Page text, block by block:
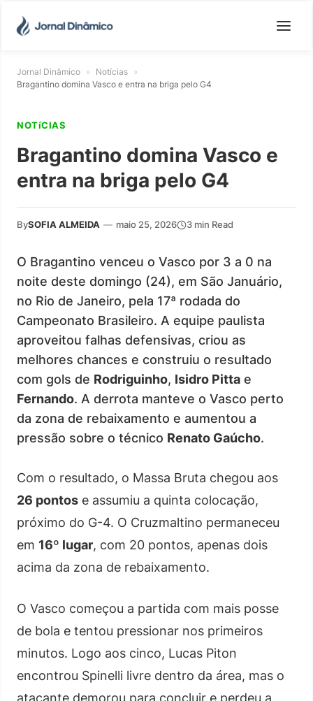
Jornal Dinâmico » Notícias »
Bragantino domina Vasco e entra na briga pelo G4
NOTíCIAS
Bragantino domina Vasco e
entra na briga pelo G4
BySOFIA ALMEIDA — maio 25, 2026 3 min Read
O Bragantino venceu o Vasco por 3 a 0 na
noite deste domingo (24), em São Januário,
no Rio de Janeiro, pela 17ª rodada do
Campeonato Brasileiro. A equipe paulista
aproveitou falhas defensivas, criou as
melhores chances e construiu o resultado
com gols de Rodriguinho, Isidro Pitta e
Fernando. A derrota manteve o Vasco perto
da zona de rebaixamento e aumentou a
pressão sobre o técnico Renato Gaúcho.
Com o resultado, o Massa Bruta chegou aos
26 pontos e assumiu a quinta colocação,
próximo do G-4. O Cruzmaltino permaneceu
em 16º lugar, com 20 pontos, apenas dois
acima da zona de rebaixamento.
O Vasco começou a partida com mais posse
de bola e tentou pressionar nos primeiros
minutos. Logo aos cinco, Lucas Piton
encontrou Spinelli livre dentro da área, mas o
atacante demorou para concluir e perdeu a